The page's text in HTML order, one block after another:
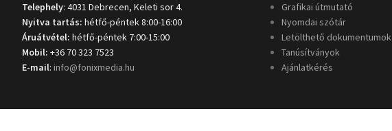
Telephely: 4031 Debrecen, Keleti sor 4.
Nyitva tartás: hétfő-péntek 8:00-16:00
Áruátvétel: hétfő-péntek 7:00-15:00
Mobil: +36 70 323 7523
E-mail: info@fonixmedia.hu
Grafikai útmutató
Nyomdai szótár
Letölthető dokumentumok
Tanúsítványok
Ajánlatkérés